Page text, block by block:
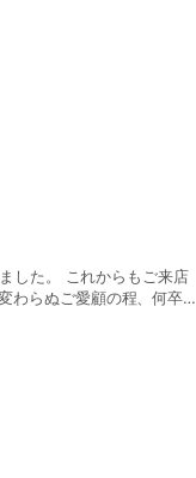
わらぬご愛顧の程、何卒宜